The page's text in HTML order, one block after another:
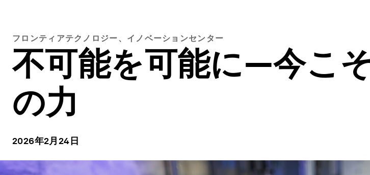
フロンティアテクノロジー、イノベーションセンター
不可能を可能に―今こ
の力
2026年2月24日